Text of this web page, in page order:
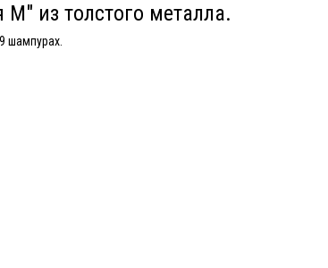
из толстого металла.
шампурах.